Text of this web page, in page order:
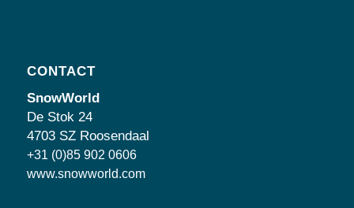
CONTACT
SnowWorld
De Stok 24
4703 SZ Roosendaal
+31 (0)85 902 0606
www.snowworld.com